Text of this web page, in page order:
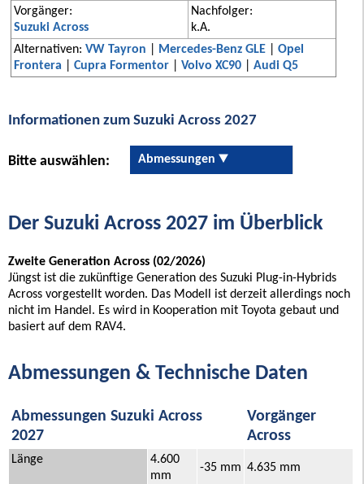
Vorgänger:
Suzuki Across
Nachfolger:
k.A.
Alternativen: VW Tayron Mercedes-Benz GLE
Opel
Frontera
Cupra Formentor Volvo XC90 Audi Q5
Informationen zum Suzuki Across 2027
Bitte auswählen: Abmessungen
Der Suzuki Across 2027 im Überblick
Zweite Generation Across (02/2026)
Jüngst ist die zukünftige Generation des Suzuki Plug-in-Hybrids
Across vorgestellt worden. Das Modell ist derzeit allerdings noch
nicht im Handel. Es wird in Kooperation mit Toyota gebaut und
basiert auf dem RAV4.
Abmessungen & Technische Daten
Abmessungen Suzuki Across
2027
Vorgänger
Across
Länge
4.600
mm
-35 mm 4.635 mm